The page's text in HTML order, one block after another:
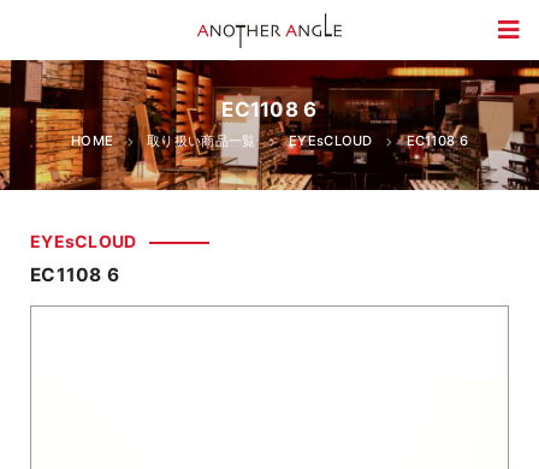
EC1108 6
HOME 取り扱い商品一覧 EYEsCLOUD EC1108 6
EYEsCLOUD
EC1108 6